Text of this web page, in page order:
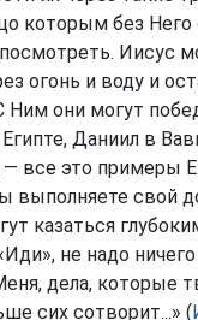
которым без
Иисус
огонь и воду и
они могут
Даниил в
все это примеры
выполняете свой
казаться
не надо ничего
дела, которые
сих сотворит...» (